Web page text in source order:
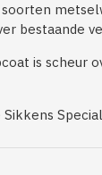
bestaande
is scheur